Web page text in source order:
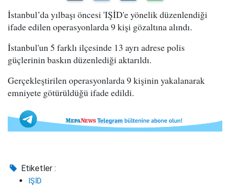
İstanbul’da yılbaşı öncesi 'IŞİD'e yönelik düzenlendiği
ifade edilen operasyonlarda 9 kişi gözaltına alındı.
İstanbul'un 5 farklı ilçesinde 13 ayrı adrese polis
güçlerinin baskın düzenlediği aktarıldı.
Gerçekleştirilen operasyonlarda 9 kişinin yakalanarak
emniyete götürüldüğü ifade edildi.
Etiketler :
IŞİD